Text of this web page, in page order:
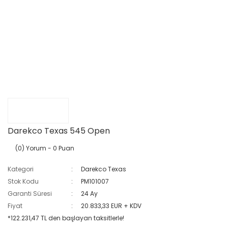
Darekco Texas 545 Open
(0) Yorum - 0 Puan
Kategori
Darekco Texas
Stok Kodu
PM101007
Garanti Süresi
24 Ay
Fiyat
20.833,33 EUR + KDV
*122.231,47 TL den başlayan taksitlerle!